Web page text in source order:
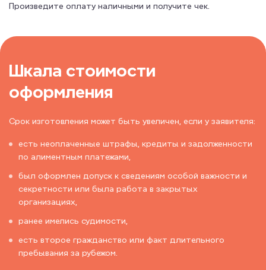
Произведите оплату наличными и получите чек.
Шкала стоимости
оформления
Срок изготовления может быть увеличен, если у заявителя:
есть неоплаченные штрафы, кредиты и задолженности
по алиментным платежами,
был оформлен допуск к сведениям особой важности и
секретности или была работа в закрытых
организациях,
ранее имелись судимости,
есть второе гражданство или факт длительного
пребывания за рубежом.